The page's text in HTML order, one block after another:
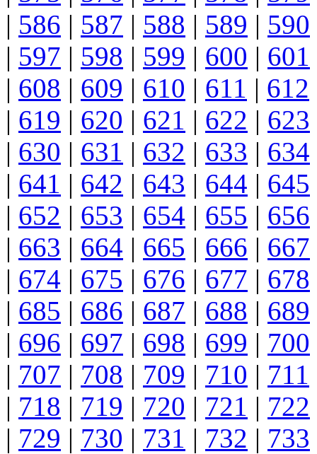
| 586 | 587 | 588 | 589 | 590
| 597 | 598 | 599 | 600 | 601
| 608 | 609 | 610 | 611 | 612
| 619 | 620 | 621 | 622 | 623
| 630 | 631 | 632 | 633 | 634
| 641 | 642 | 643 | 644 | 645
| 652 | 653 | 654 | 655 | 656
| 663 | 664 | 665 | 666 | 667
| 674 | 675 | 676 | 677 | 678
| 685 | 686 | 687 | 688 | 689
| 696 | 697 | 698 | 699 | 700
| 707 | 708 | 709 | 710 | 711
| 718 | 719 | 720 | 721 | 722
| 729 | 730 | 731 | 732 | 733